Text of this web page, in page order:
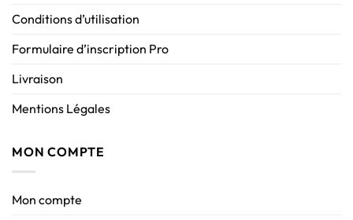
Conditions d’utilisation
Formulaire d’inscription Pro
Livraison
Mentions Légales
MON COMPTE
Mon compte